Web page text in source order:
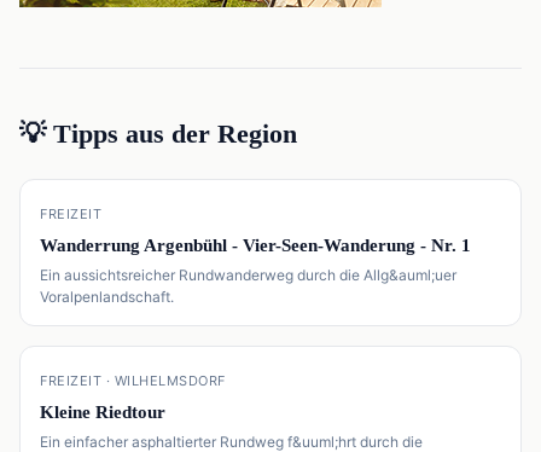
💡 Tipps aus der Region
📍
FREIZEIT
Wanderrung Argenbühl - Vier-Seen-Wanderung - Nr. 1
Ein aussichtsreicher Rundwanderweg durch die Allg&auml;uer
Voralpenlandschaft.
📍
FREIZEIT · WILHELMSDORF
Kleine Riedtour
Ein einfacher asphaltierter Rundweg f&uuml;hrt durch die